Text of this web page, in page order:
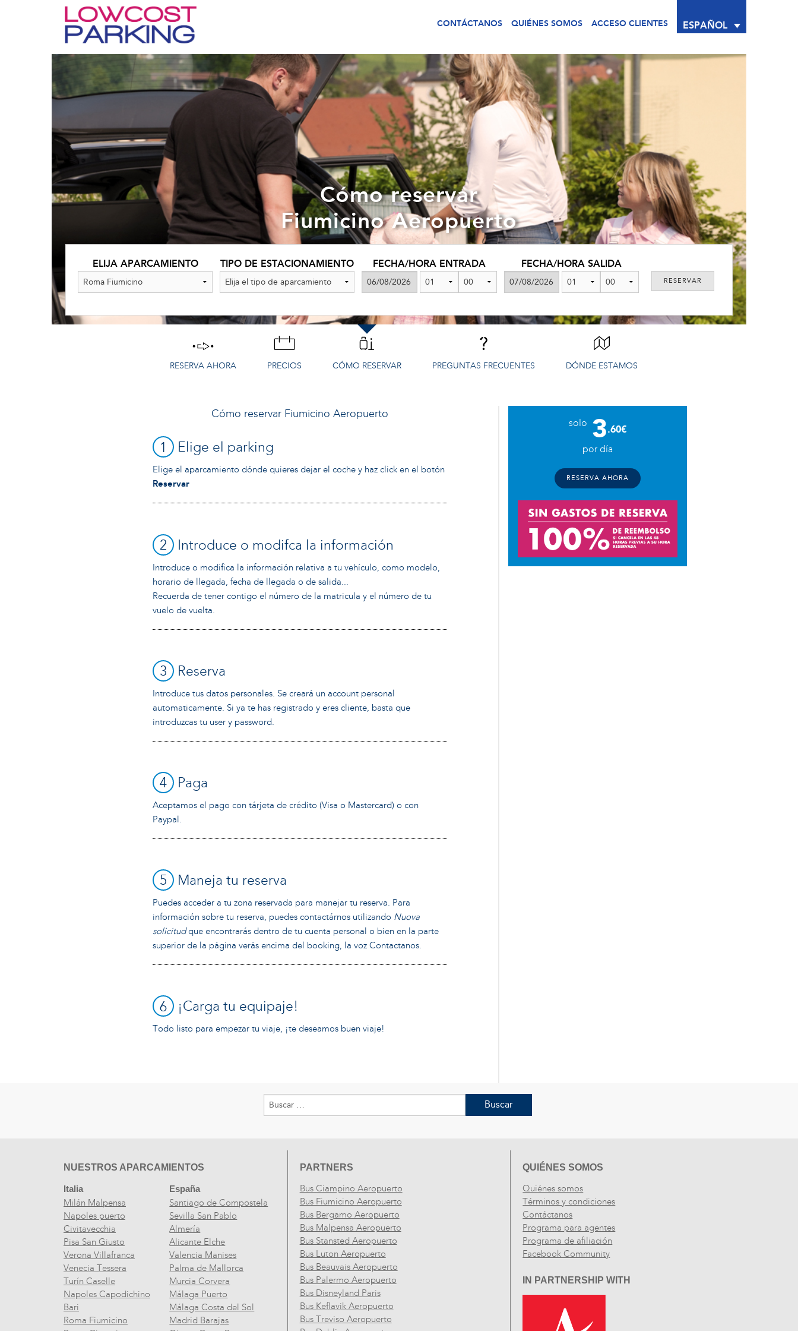
CONTÁCTANOS QUIÉNES SOMOS ACCESO CLIENTES ESPAÑOL
Cómo reservar
Fiumicino Aeropuerto
ELIJA APARCAMIENTO TIPO DE ESTACIONAMIENTO FECHA/HORA ENTRADA FECHA/HORA SALIDA
RESERVA AHORA PRECIOS CÓMO RESERVAR PREGUNTAS FRECUENTES DÓNDE ESTAMOS
Cómo reservar Fiumicino Aeropuerto
1 Elige el parking
Elige el aparcamiento dónde quieres dejar el coche y haz click en el botón
Reservar
2 Introduce o modifca la información
Introduce o modifica la información relativa a tu vehículo, como modelo,
horario de llegada, fecha de llegada o de salida...
Recuerda de tener contigo el número de la matricula y el número de tu
vuelo de vuelta.
3 Reserva
Introduce tus datos personales. Se creará un account personal
automaticamente. Si ya te has registrado y eres cliente, basta que
introduzcas tu user y password.
4 Paga
Aceptamos el pago con tárjeta de crédito (Visa o Mastercard) o con
Paypal.
5 Maneja tu reserva
Puedes acceder a tu zona reservada para manejar tu reserva. Para
información sobre tu reserva, puedes contactárnos utilizando Nuova
solicitudque encontrarás dentro de tu cuenta personal o bien en la parte
superior de la página verás encima del booking, la voz Contactanos.
6 ¡Carga tu equipaje!
Todo listo para empezar tu viaje, ¡te deseamos buen viaje!
solo 3.60€
por día
RESERVA AHORA
NUESTROS APARCAMIENTOS
Italia
Milán Malpensa
Napoles puerto
Civitavecchia
Pisa San Giusto
Verona Villafranca
Venecia Tessera
Turín Caselle
Napoles Capodichino
Bari
Roma Fiumicino
España
Santiago de Compostela
Sevilla San Pablo
Almería
Alicante Elche
Valencia Manises
Palma de Mallorca
Murcia Corvera
Málaga Puerto
Málaga Costa del Sol
Madrid Barajas
PARTNERS
Bus Ciampino Aeropuerto
Bus Fiumicino Aeropuerto
Bus Bergamo Aeropuerto
Bus Malpensa Aeropuerto
Bus Stansted Aeropuerto
Bus Luton Aeropuerto
Bus Beauvais Aeropuerto
Bus Palermo Aeropuerto
Bus Disneyland Paris
Bus Keflavik Aeropuerto
Bus Treviso Aeropuerto
QUIÉNES SOMOS
Quiénes somos
Términos y condiciones
Contáctanos
Programa para agentes
Programa de afiliación
Facebook Community
IN PARTNERSHIP WITH